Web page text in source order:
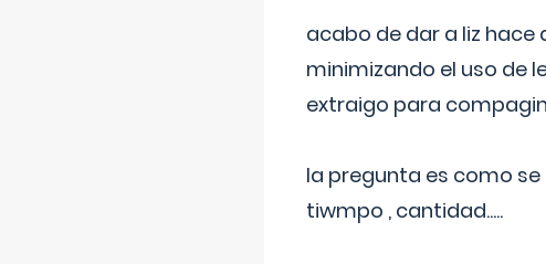
acabo de dar a liz
minimizando el uso de
extraigo para
la pregunta es como
tiwmpo , cantidad.....